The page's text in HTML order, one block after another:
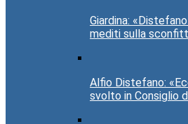
Giardina:
mediti sulla
Alfio Distefano:
svolto in Consiglio